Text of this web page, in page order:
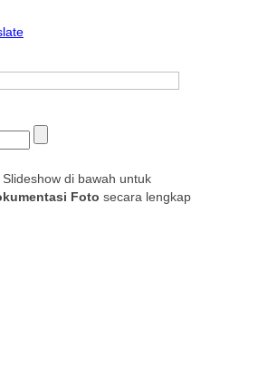
Slideshow di bawah untuk
Foto secara lengkap